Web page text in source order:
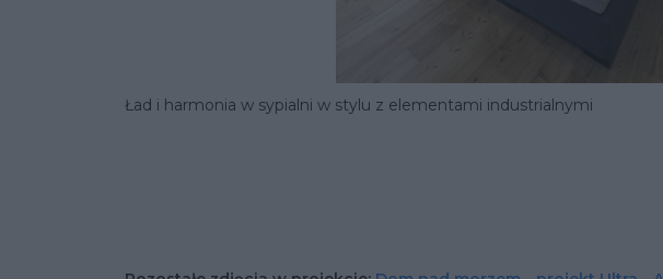
Ład i harmonia w sypialni w stylu z elementami industrialnymi